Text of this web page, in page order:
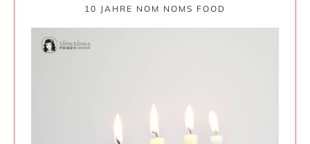
10 JAHRE NOM NOMS FOOD